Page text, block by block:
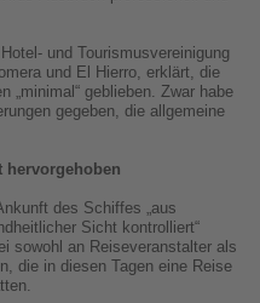
und Tourismusvereinigung
und El Hierro, erklärt, die
„minimal“ geblieben. Zwar habe
gegeben, die allgemeine
hervorgehoben
des Schiffes „aus
Sicht kontrolliert“
sowohl an Reiseveranstalter als
die in diesen Tagen eine Reise